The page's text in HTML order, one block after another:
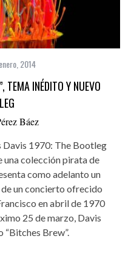
2014
TEMA INÉDITO Y NUEVO
Báez
1970: The Bootleg
una colección pirata de
como adelanto un
de un concierto ofrecido
en abril de 1970
25 de marzo, Davis
“Bitches Brew”.